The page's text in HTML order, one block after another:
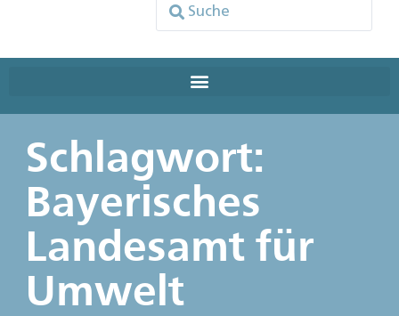
Schlagwort:
Bayerisches
Landesamt für
Umwelt